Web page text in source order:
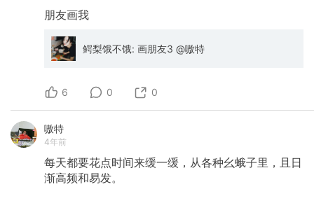
朋友画我
鳄梨饿不饿: 画朋友3 @嗷特
6 0 0
嗷特
4年前
每天都要花点时间来缓一缓，从各种幺蛾子里，且日
渐高频和易发。